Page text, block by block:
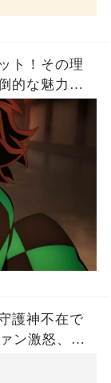
ト！その理
的な魅力と
護神不在で
ン激怒、ド